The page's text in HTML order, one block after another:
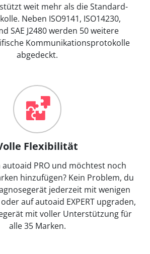
weit mehr als die Standard-
Neben ISO9141, ISO14230,
SAE J2480 werden 50 weitere
Kommunikationsprotokolle
abgedeckt.
Flexibilität
PRO und möchtest noch
hinzufügen? Kein Problem, du
jederzeit mit wenigen
auf autoaid EXPERT upgraden,
mit voller Unterstützung für
alle 35 Marken.